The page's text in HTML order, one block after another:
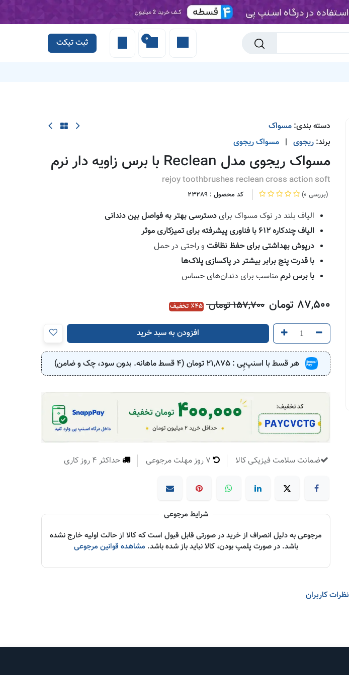
0 ثبت تیکت
دسته بندی: مسواک
برند: ریجوی | مسواکریجوی
مسواک ریجوی مدل Reclean با برس زاویه دار نرم
rejoy toothbrushes reclean cross action soft
(0 بررسی) کد محصول : 23289
الیاف بلند در نوک مسواک برای دسترسی بهتر به فواصل بین دندانی
الیاف چندکاره 612 با فناوری پیشرفته برای تمیزکاری موثر
درپوش بهداشتی برای حفظ نظافت و راحتی در حمل
با قدرت پنج برابر بیشتر در پاکسازی پلاک‌ها
با برس نرم مناسب برای دندان‌های حساس
87,500 تومان 157,700تومان 45٪ تخفیف
افزودن به سبد خرید
هر قسط با اسنپ‌پِی :21,875 تومان (4 قسط ماهانه. بدون سود، چک و ضامن)
ضمانت سلامت فیزیکی کالا حداکثر 4 روز کاری
شرایط مرجوعی
مرجوعی به دلیل انصراف از خرید در صورتی قابل قبول است که کالا از حالت اولیه خارج نشده
باشد. در صورت پلمپ بودن، کالا نباید باز شده باشد. مشاهده قوانین مرجوعی
نظرات کاربران